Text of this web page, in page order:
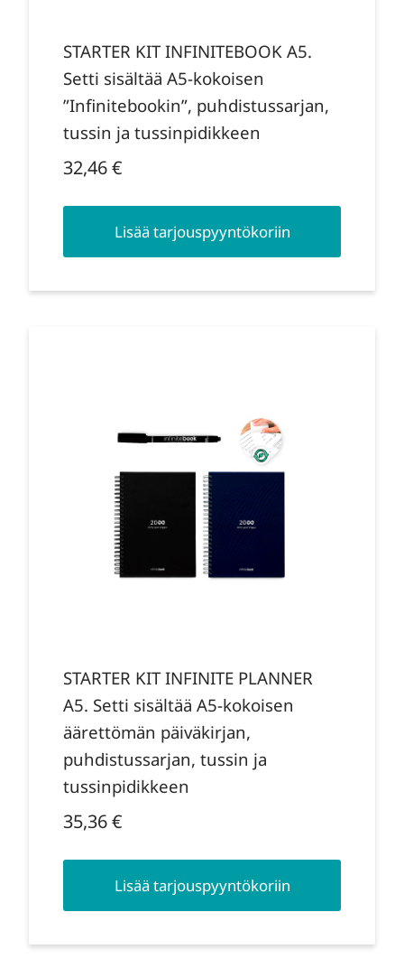
STARTER KIT INFINITEBOOK A5.
Setti sisältää A5-kokoisen
”Infinitebookin”, puhdistussarjan,
tussin ja tussinpidikkeen
32,46€
Lisää tarjouspyyntökoriin
STARTER KIT INFINITE PLANNER
A5. Setti sisältää A5-kokoisen
äärettömän päiväkirjan,
puhdistussarjan, tussin ja
tussinpidikkeen
35,36€
Lisää tarjouspyyntökoriin